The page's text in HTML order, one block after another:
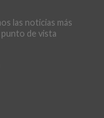
las noticias más
de vista